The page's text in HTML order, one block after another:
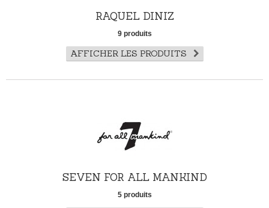
RAQUEL DINIZ
9 produits
AFFICHER LES PRODUITS
SEVEN FOR ALL MANKIND
5 produits